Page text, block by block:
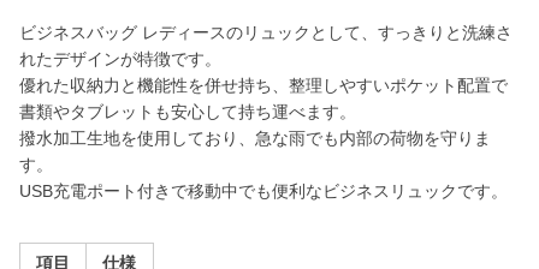
ビジネスバッグ レディースのリュックとして、すっきりと洗練さ
れたデザインが特徴です。
優れた収納力と機能性を併せ持ち、整理しやすいポケット配置で
書類やタブレットも安心して持ち運べます。
撥水加工生地を使用しており、急な雨でも内部の荷物を守りま
す。
USB充電ポート付きで移動中でも便利なビジネスリュックです。
項目 仕様